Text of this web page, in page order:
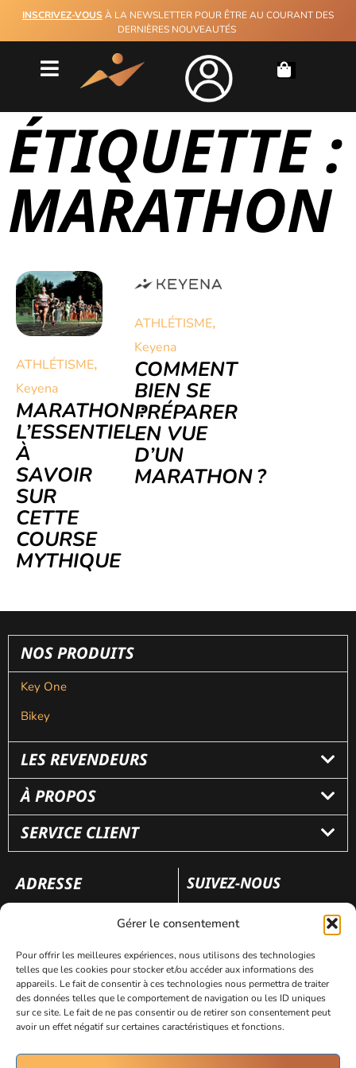
Gérer le consentement
Pour offrir les meilleures expériences, nous utilisons des technologies
telles que les cookies pour stocker et/ou accéder aux informations des
appareils. Le fait de consentir à ces technologies nous permettra de traiter
des données telles que le comportement de navigation ou les ID uniques
sur ce site. Le fait de ne pas consentir ou de retirer son consentement peut
avoir un effet négatif sur certaines caractéristiques et fonctions.
INSCRIVEZ-VOUS À LA NEWSLETTER POUR ÊTRE AU COURANT DES
DERNIÈRES NOUVEAUTÉS
ÉTIQUETTE :
MARATHON
ATHLÉTISME,
Keyena
MARATHON :
L’ESSENTIEL
À
SAVOIR
SUR
CETTE
COURSE
MYTHIQUE
ATHLÉTISME,
Keyena
COMMENT
BIEN SE
PRÉPARER
EN VUE
D’UN
MARATHON ?
NOS PRODUITS
Key One
Bikey
LES REVENDEURS
À PROPOS
SERVICE CLIENT
ADRESSE
110 rue Frédéric Fays
SUIVEZ-NOUS
Mentions légales Politique de confidentialité